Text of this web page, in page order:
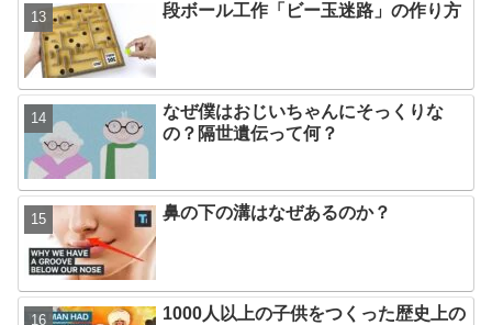
段ボール工作「ビー玉迷路」の作り方
なぜ僕はおじいちゃんにそっくりな
の？隔世遺伝って何？
鼻の下の溝はなぜあるのか？
1000人以上の子供をつくった歴史上の